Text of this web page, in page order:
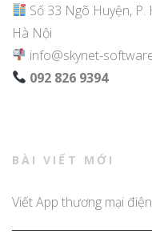
Số 33 Ngõ Huyện, P.
Hà Nội
info@skynet-
092 826 9394
BÀI VIẾT MỚI
Viết App thương mại